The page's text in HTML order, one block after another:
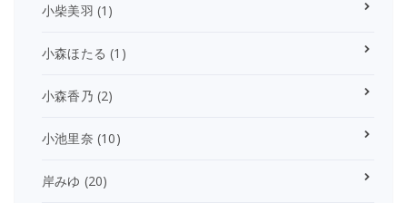
小柴美羽 (1)
小森ほたる (1)
小森香乃 (2)
小池里奈 (10)
岸みゆ (20)